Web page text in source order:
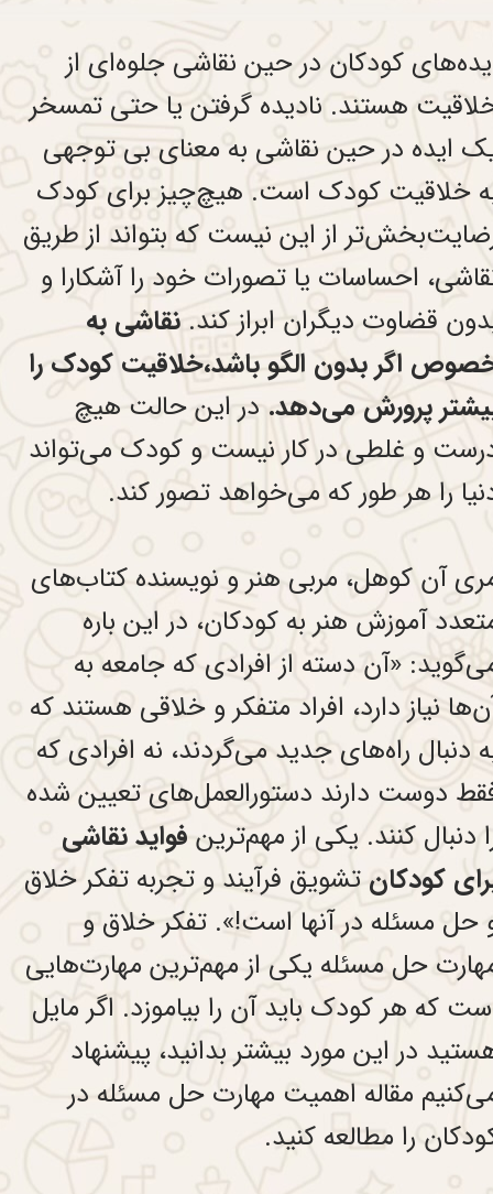
کودکان در حین نقاشی جلوه‌ای از
هستند. نادیده گرفتن یا حتی تمسخر
ایده در حین نقاشی به معنای بی توجهی
خلاقیت کودک است. هیچ‌چیز برای کودک
از این نیست که بتواند از طریق
احساسات یا تصورات خود را آشکارا و
قضاوت دیگران ابراز کند. نقاشی‌ به
اگر بدون الگو باشد،خلاقیت کودک را
پرورش می‌دهد. در این حالت هیچ
و غلطی در کار نیست و کودک می‌تواند
را هر طور که می‌خواهد تصور کند.
آن کوهل، مربی هنر و نویسنده کتاب‌های
آموزش هنر به کودکان، در این باره
«آن دسته از افرادی که جامعه به
نیاز دارد، افراد متفکر و خلاقی هستند که
دنبال راه‌های جدید می‌گردند، نه افرادی که
دوست دارند دستورالعمل‌های تعیین شده
دنبال کنند. یکی از مهم‌ترین فواید نقاشی
کودکان تشویق فرآیند و تجربه تفکر خلاق
حل مسئله در آنها است!». تفکر خلاق و
حل مسئله یکی از مهم‌ترین مهارت‌هایی
که هر کودک باید آن را بیاموزد. اگر مایل
در این مورد بیشتر بدانید، پیشنهاد
مقاله اهمیت مهارت حل مسئله در
را مطالعه کنید.